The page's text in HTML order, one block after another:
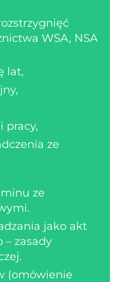
WSA, NSA
lat,
pracy,
ze
ze
jako akt
– zasady
(omówienie